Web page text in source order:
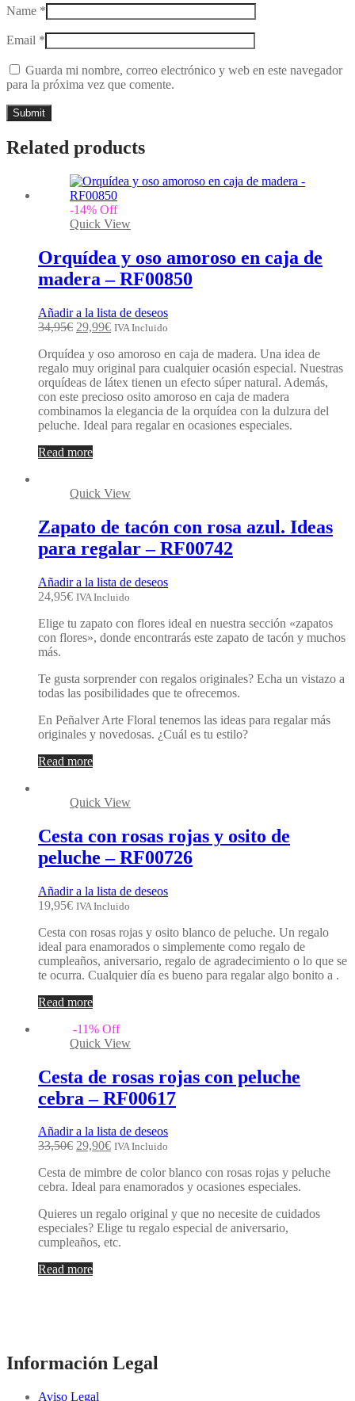
Name *
Email *
Guarda mi nombre, correo electrónico y web en este navegador
para la próxima vez que comente.
Related products
-14% Off
Quick View
Orquídea y oso amoroso en caja de
madera – RF00850
Añadir a la lista de deseos
34,95€ 29,99€ IVA Incluido
Orquídea y oso amoroso en caja de madera. Una idea de
regalo muy original para cualquier ocasión especial. Nuestras
orquídeas de látex tienen un efecto súper natural. Además,
con este precioso osito amoroso en caja de madera
combinamos la elegancia de la orquídea con la dulzura del
peluche. Ideal para regalar en ocasiones especiales.
Read more
Quick View
Zapato de tacón con rosa azul. Ideas
para regalar – RF00742
Añadir a la lista de deseos
24,95€ IVA Incluido
Elige tu zapato con flores ideal en nuestra sección «zapatos
con flores», donde encontrarás este zapato de tacón y muchos
más.
Te gusta sorprender con regalos originales? Echa un vistazo a
todas las posibilidades que te ofrecemos.
En Peñalver Arte Floral tenemos las ideas para regalar más
originales y novedosas. ¿Cuál es tu estilo?
Read more
Quick View
Cesta con rosas rojas y osito de
peluche – RF00726
Añadir a la lista de deseos
19,95€ IVA Incluido
Cesta con rosas rojas y osito blanco de peluche. Un regalo
ideal para enamorados o simplemente como regalo de
cumpleaños, aniversario, regalo de agradecimiento o lo que se
te ocurra. Cualquier día es bueno para regalar algo bonito a .
Read more
-11% Off
Quick View
Cesta de rosas rojas con peluche
cebra – RF00617
Añadir a la lista de deseos
33,50€ 29,90€ IVA Incluido
Cesta de mimbre de color blanco con rosas rojas y peluche
cebra. Ideal para enamorados y ocasiones especiales.
Quieres un regalo original y que no necesite de cuidados
especiales? Elige tu regalo especial de aniversario,
cumpleaños, etc.
Read more
Información Legal
Aviso Legal